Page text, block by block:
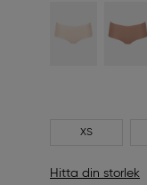
XS
Hitta din storlek